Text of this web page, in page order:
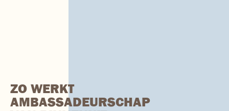
ZO WERKT
AMBASSADEURSCHAP